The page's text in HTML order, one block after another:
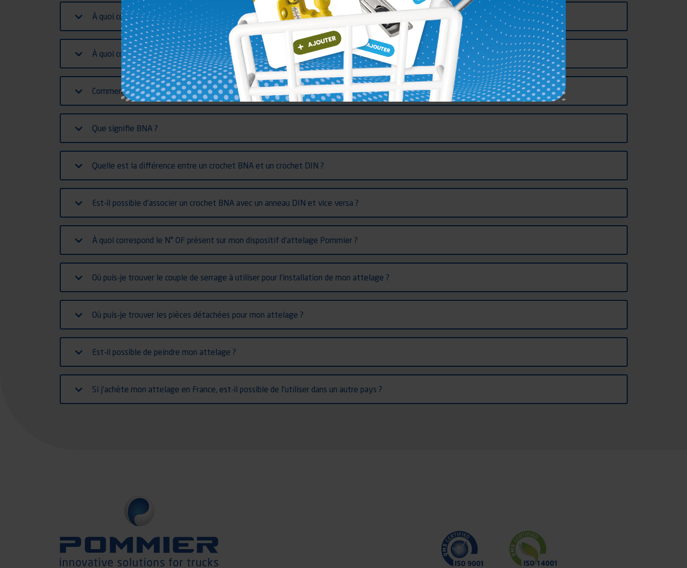
À quoi correspond la valeur S sur mon attelage ?
À quoi correspond la valeur V sur mon attelage ?
Comment puis-je calculer la valeur V par rapport à mon convoi ?
Que signifie BNA ?
Quelle est la différence entre un crochet BNA et un crochet DIN ?
Est-il possible d’associer un crochet BNA avec un anneau DIN et vice versa ?
À quoi correspond le N° OF présent sur mon dispositif d’attelage Pommier ?
Où puis-je trouver le couple de serrage à utiliser pour l’installation de mon attelage ?
Où puis-je trouver les pièces détachées pour mon attelage ?
Est-il possible de peindre mon attelage ?
Si j’achète mon attelage en France, est-il possible de l’utiliser dans un autre pays ?